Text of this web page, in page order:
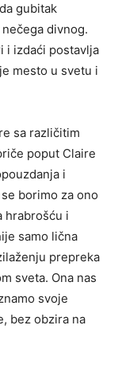
gubitak
divnog.
i izdaći postavlja
mesto u svetu i
sa različitim
poput Claire
i
borimo za ono
hrabrošću i
samo lična
prepreka
sveta. Ona nas
svoje
bez obzira na